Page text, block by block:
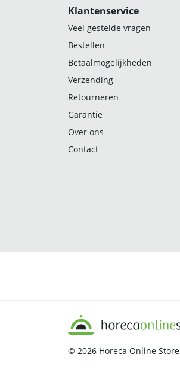
Klantenservice
Veel gestelde vragen
Bestellen
Betaalmogelijkheden
Verzending
Retourneren
Garantie
Over ons
Contact
© 2026 Horeca Online Store